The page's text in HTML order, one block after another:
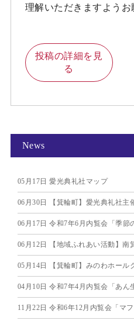
理解いただきますよう
投稿の詳細を見
る
News
05月17日 愛光典礼社マップ
06月30日 【箕輪町】愛光典礼社主催｜セレ
06月17日 令和7年6月内覧会「季節
06月12日 【地域ふれあい活動】南箕輪
05月14日 【箕輪町】みのわホールグラ
04月10日 令和7年4月内覧会「あん
11月22日 令和6年12月内覧会「マ